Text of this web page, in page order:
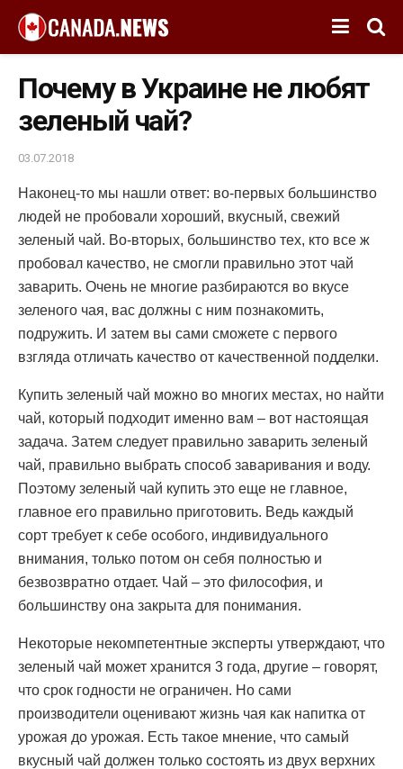
Почему в Украине не любят
зеленый чай?
03.07.2018
Наконец-то мы нашли ответ: во-первых большинство
людей не пробовали хороший, вкусный, свежий
зеленый чай. Во-вторых, большинство тех, кто все ж
пробовал качество, не смогли правильно этот чай
заварить. Очень не многие разбираются во вкусе
зеленого чая, вас должны с ним познакомить,
подружить. И затем вы сами сможете с первого
взгляда отличать качество от качественной подделки.
Купить зеленый чай можно во многих местах, но найти
чай, который подходит именно вам – вот настоящая
задача. Затем следует правильно заварить зеленый
чай, правильно выбрать способ заваривания и воду.
Поэтому зеленый чай купить это еще не главное,
главное его правильно приготовить. Ведь каждый
сорт требует к себе особого, индивидуального
внимания, только потом он себя полностью и
безвозвратно отдает. Чай – это философия, и
большинству она закрыта для понимания.
Некоторые некомпетентные эксперты утверждают, что
зеленый чай может хранится 3 года, другие – говорят,
что срок годности не ограничен. Но сами
производители оценивают жизнь чая как напитка от
урожая до урожая. Есть такое мнение, что самый
вкусный чай должен только состоять из двух верхних